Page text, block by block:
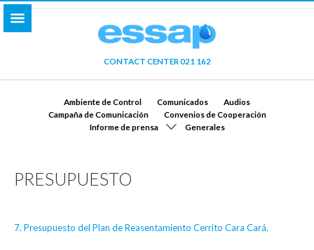
CONTACT CENTER 021 162
Ambiente de Control Comunicados
Audios
Campaña de Comunicación
Convenios de Cooperación
Informe de prensa
Generales
PRESUPUESTO
7. Presupuesto del Plan de Reasentamiento Cerrito Cara Cará.